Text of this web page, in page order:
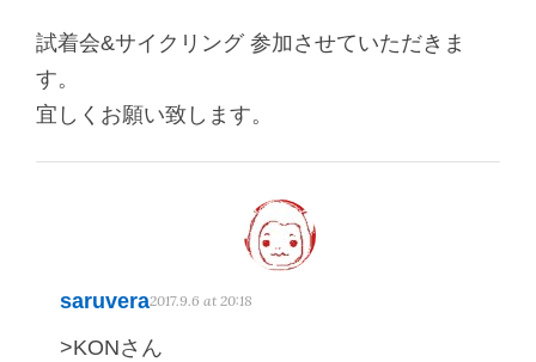
試着会&サイクリング 参加させていただきま
す。
宜しくお願い致します。
saruvera2017.9.6 at 20:18
>KONさん